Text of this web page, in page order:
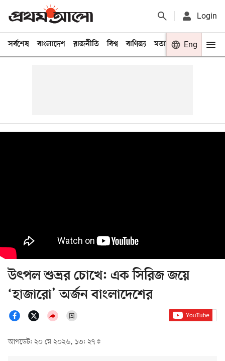
Login
সর্বশেষ বাংলাদেশ রাজনীতি বিশ্ব বাণিজ্য মতামত খেলা
Eng
উৎপল শুভ্রর চোখে: এক সিরিজ জয়ে
‘হাজারো’ অর্জন বাংলাদেশের
আপডেট: ২০ মে ২০২৬, ১৩: ২৭